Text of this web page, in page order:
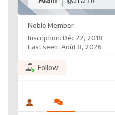
Noble Member
Inscription: Déc 22, 2018
Last seen: Août 8, 2026
Follow